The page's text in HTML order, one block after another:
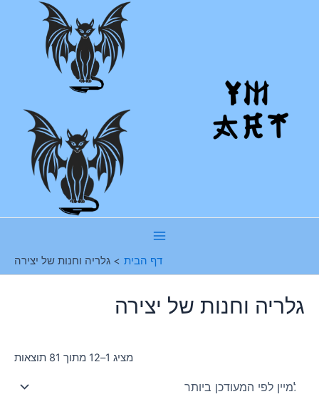
Menu
דף הבית גלריה וחנות של יצירה
גלריה וחנות של יצירה
מציג 1–12 מתוך 81 תוצאות